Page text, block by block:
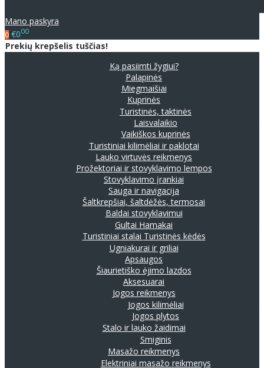
Mano paskyra
0 €000
Prekių krepšelis tuščias!
Ką pasiimti žygiui?
Palapinės
Miegmaišiai
Kuprinės
Turistinės, taktinės
Laisvalaikio
Vaikiškos kuprinės
Turistiniai kilimėliai ir paklotai
Lauko virtuvės reikmenys
Prožektoriai ir stovyklavimo lempos
Stovyklavimo įrankiai
Sauga ir navigacija
Šaltkrepšiai, šaltdėžės, termosai
Baldai stovyklavimui
Gultai Hamakai
Turistiniai stalai Turistinės kėdės
Ugniakurai ir griliai
Apsaugos
Šiaurietiško ėjimo lazdos
Aksesuarai
Jogos reikmenys
Jogos kilimėliai
Jogos plytos
Stalo ir lauko žaidimai
Smiginis
Masažo reikmenys
Elektriniai masažo reikmenys